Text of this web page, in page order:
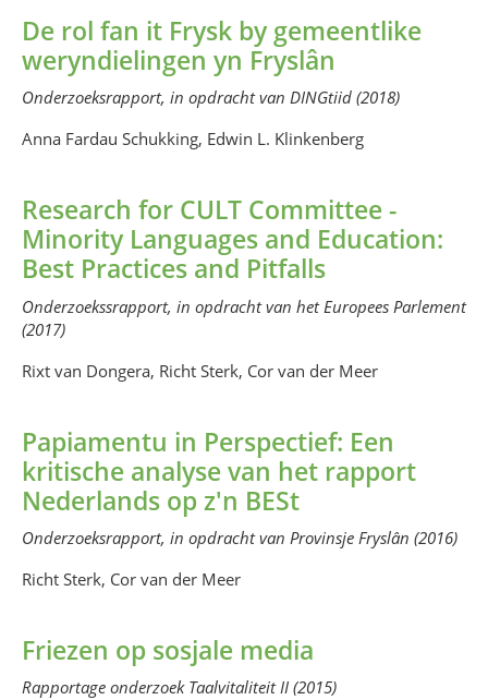
De rol fan it Frysk by gemeentlike
weryndielingen yn Fryslân
Onderzoeksrapport, in opdracht van DINGtiid (2018)
Anna Fardau Schukking, Edwin L. Klinkenberg
Research for CULT Committee -
Minority Languages and Education:
Best Practices and Pitfalls
Onderzoekssrapport, in opdracht van het Europees Parlement
(2017)
Rixt van Dongera, Richt Sterk, Cor van der Meer
Papiamentu in Perspectief: Een
kritische analyse van het rapport
Nederlands op z'n BESt
Onderzoeksrapport, in opdracht van Provinsje Fryslân (2016)
Richt Sterk, Cor van der Meer
Friezen op sosjale media
Rapportage onderzoek Taalvitaliteit II (2015)